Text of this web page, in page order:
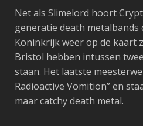
Net als Slimelord hoort
generatie death metalbands
Koninkrijk weer op de kaart
Bristol hebben intussen
staan. Het laatste
Radioactive Vomition” en
maar catchy death metal.